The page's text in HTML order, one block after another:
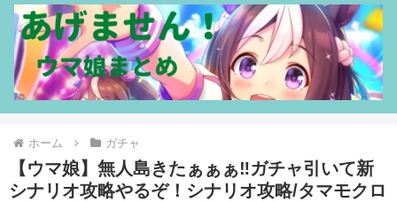
ホーム ガチャ
【ウマ娘】無人島きたぁぁぁ‼ガチャ引いて新
シナリオ攻略やるぞ！シナリオ攻略/タマモクロ